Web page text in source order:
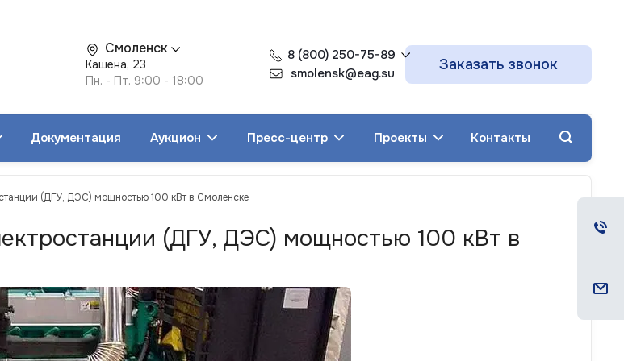
Смоленск
Кашена, 23
Пн. - Пт. 9:00 - 18:00
8 (800) 250-75-89
smolensk@eag.su
Заказать звонок
Документация Аукцион Пресс-центр Проекты Контакты
(ДГУ, ДЭС) мощностью 100 кВт в Смоленске
(ДГУ, ДЭС) мощностью 100 кВт в